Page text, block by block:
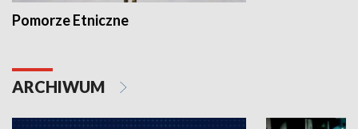
Pomorze Etniczne
ARCHIWUM